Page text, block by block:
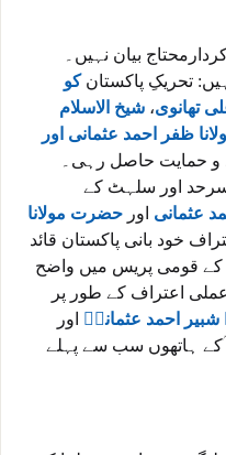
بیان نہیں۔
تحریکِ پاکستانکو
تھانوی، شیخ الاسلام
ظفر احمد عثمانی اور
و حمایت حاصل رہی۔
سرحد اور سلہٹ کے
عثمانی اور حضرت مولانا
خود بانی پاکستان قائد
قومی پریس میں واضح
اعتراف کے طور پر
شبیر احمد عثمانیؒ
اور
ؒکے ہاتھوں سب سے پہلے